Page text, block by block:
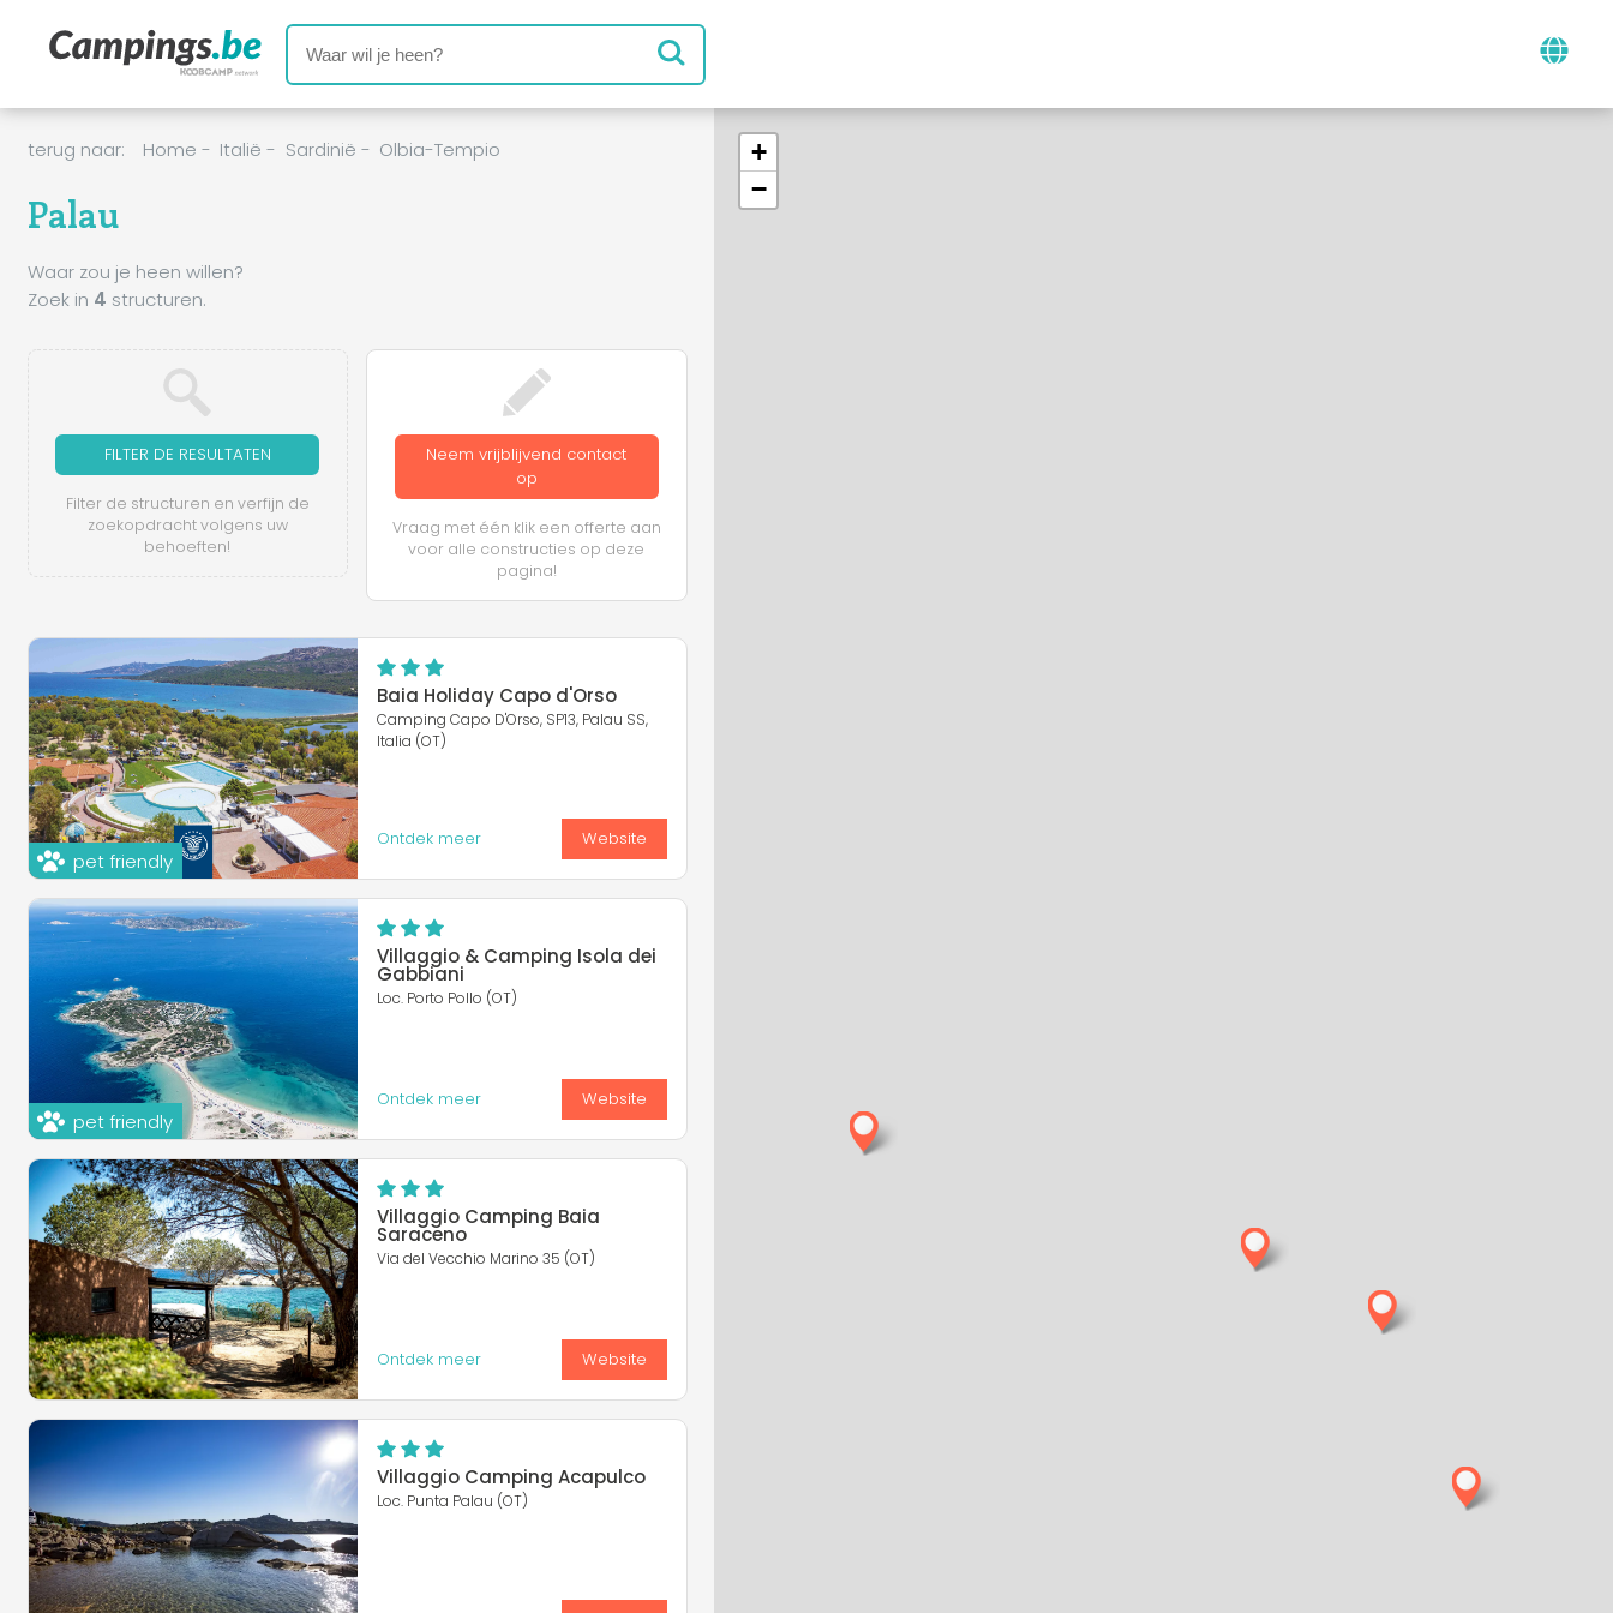
+
−
terug naar: Home - Italië - Sardinië - Olbia-Tempio
Palau
Waar zou je heen willen?
Zoek in 4 structuren.
FILTER DE RESULTATEN
Filter de structuren en verfijn de
zoekopdracht volgens uw
behoeften!
Neem vrijblijvend contact
op
Vraag met één klik een offerte aan
voor alle constructies op deze
pagina!
pet friendly
Baia Holiday Capo d'Orso
Camping Capo D'Orso, SP13, Palau SS,
Italia (OT)
Ontdek meer Website
pet friendly
Villaggio & Camping Isola dei
Gabbiani
Loc. Porto Pollo (OT)
Ontdek meer Website
Villaggio Camping Baia
Saraceno
Via del Vecchio Marino 35 (OT)
Ontdek meer Website
Villaggio Camping Acapulco
Loc. Punta Palau (OT)